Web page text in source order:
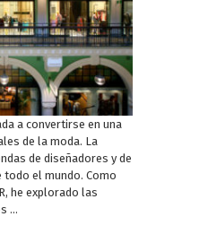
a convertirse en una
de la moda. La
de diseñadores y de
el mundo. Como
he explorado las
...